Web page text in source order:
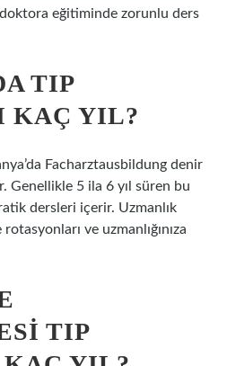
doktora eğitiminde zorunlu ders
TIP
KAÇ YIL?
Facharztausbildung denir
Genellikle 5 ila 6 yıl süren bu
dersleri içerir. Uzmanlık
ve uzmanlığınıza
TIP